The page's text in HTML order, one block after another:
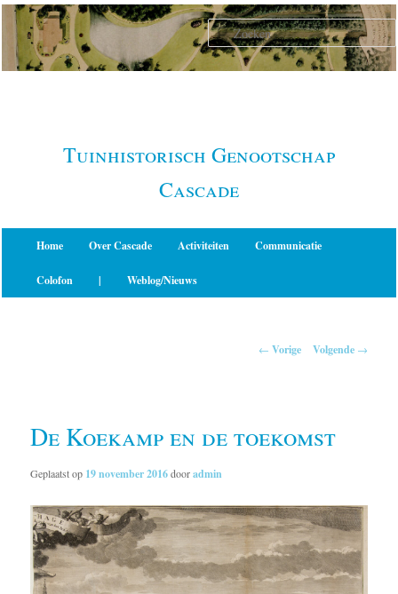
Spring
naar
primaire
Tuinhistorisch Genootschap
Cascade
Home Over Cascade Activiteiten Communicatie
Colofon | Weblog/Nieuws
← Vorige Volgende →
De Koekamp en de toekomst
Geplaatst op 19 november 2016dooradmin